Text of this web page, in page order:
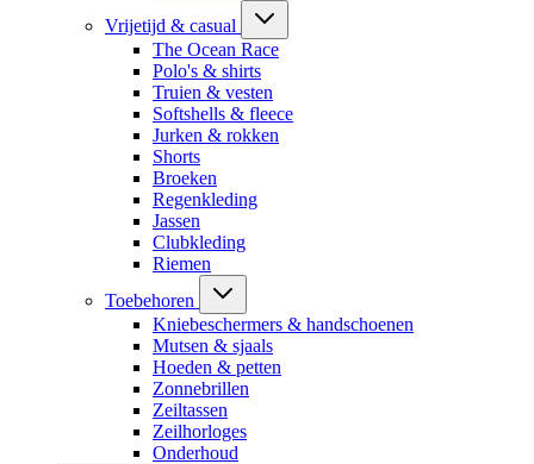
Vrijetijd & casual
The Ocean Race
Polo's & shirts
Truien & vesten
Softshells & fleece
Jurken & rokken
Shorts
Broeken
Regenkleding
Jassen
Clubkleding
Riemen
Toebehoren
Kniebeschermers & handschoenen
Mutsen & sjaals
Hoeden & petten
Zonnebrillen
Zeiltassen
Zeilhorloges
Onderhoud